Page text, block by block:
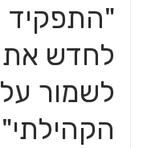
"התפקיד
לחדש את
לשמור
הקהילתי"